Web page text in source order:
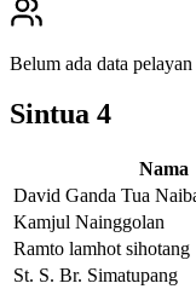
Belum ada data
Sintua 4
Nama
David Ganda Tua
Kamjul Nainggolan
Ramto lamhot sihotang
St. S. Br. Simatupang